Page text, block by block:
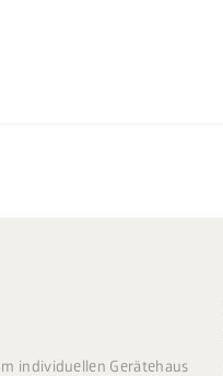
individuellen Gerätehaus